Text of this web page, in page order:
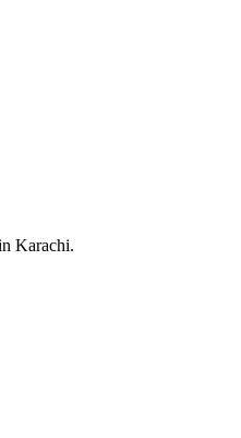
Karachi.